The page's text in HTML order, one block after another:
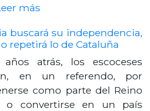
más
buscará su independencia,
repetirá lo de Cataluña
años atrás, los escoceses
en un referendo, por
como parte del Reino
o convertirse en un país